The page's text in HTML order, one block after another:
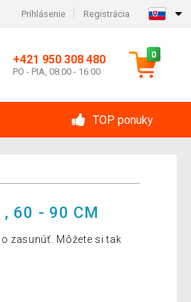
Prihlásenie Registrácia
+421 950 308 480
PO - PIA, 08:00 - 16:00
0
TOP ponuky
, 60 - 90 CM
zasunúť. Môžete si tak